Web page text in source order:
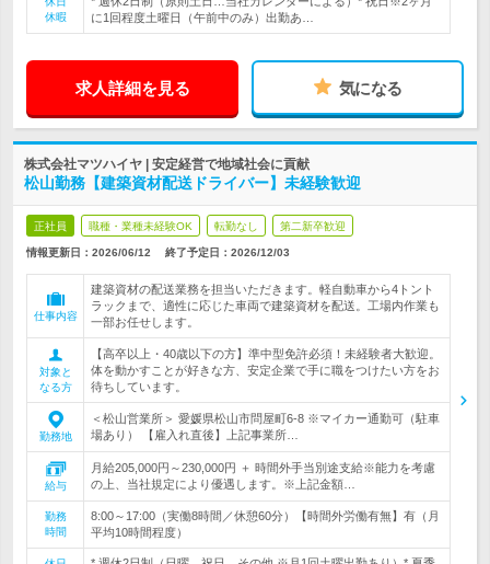
休暇
に1回程度土曜日（午前中のみ）出勤あ…
求人詳細を見る 気になる
株式会社マツハイヤ | 安定経営で地域社会に貢献
松山勤務【建築資材配送ドライバー】未経験歓迎
正社員 職種・業種未経験OK 転勤なし 第二新卒歓迎
情報更新日：2026/06/12 終了予定日： 2026/12/03
仕事内容
建築資材の配送業務を担当いただきます。軽自動車から4トント
ラックまで、適性に応じた車両で建築資材を配送。工場内作業も
一部お任せします。
対象と
なる方
【高卒以上・40歳以下の方】準中型免許必須！未経験者大歓迎。
体を動かすことが好きな方、安定企業で手に職をつけたい方をお
待ちしています。
勤務地
＜松山営業所＞ 愛媛県松山市問屋町6-8 ※マイカー通勤可（駐車
場あり） 【雇入れ直後】上記事業所…
給与
月給205,000円～230,000円 ＋ 時間外手当別途支給※能力を考慮
の上、当社規定により優遇します。※上記金額…
勤務
時間
8:00～17:00（実働8時間／休憩60分）【時間外労働有無】有（月
平均10時間程度）